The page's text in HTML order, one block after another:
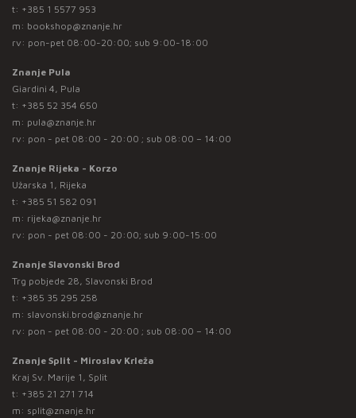
t: +385 1 5577 953
m: bookshop@znanje.hr
rv: pon-pet 08:00-20:00; sub 9:00-18:00
Znanje Pula
Giardini 4, Pula
t: +385 52 354 650
m: pula@znanje.hr
rv: pon - pet 08:00 - 20:00 ; sub 08:00 – 14:00
Znanje Rijeka - Korzo
Užarska 1, Rijeka
t: +385 51 582 091
m: rijeka@znanje.hr
rv: pon - pet 08:00 - 20:00; sub 9:00-15:00
Znanje Slavonski Brod
Trg pobjede 28, Slavonski Brod
t: +385 35 295 258
m: slavonski.brod@znanje.hr
rv: pon - pet 08:00 - 20:00 ; sub 08:00 – 14:00
Znanje Split - Miroslav Krleža
Kraj Sv. Marije 1, Split
t: +385 21 271 714
m: split@znanje.hr